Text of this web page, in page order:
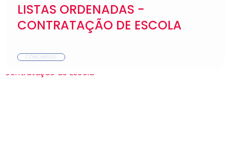
LISTAS ORDENADAS -
CONTRATAÇÃO DE ESCOLA
CONCURSOS